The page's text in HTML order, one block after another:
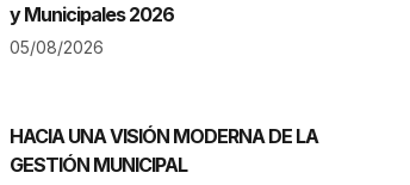
y Municipales 2026
05/08/2026
HACIA UNA VISIÓN MODERNA DE LA
GESTIÓN MUNICIPAL